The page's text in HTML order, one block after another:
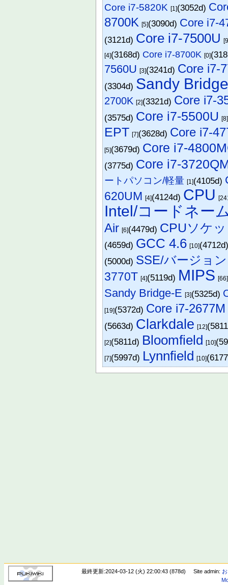
Core i7-5820K [1](3052d)
8700K [5](3090d) Core i7-
(3121d) Core i7-7500U
[4](3168d) Core i7-8700K [0]
7560U [3](3241d) Core i7-
(3304d) Sandy
2700K [2](3321d) Core i7-
(3575d) Core i7-5500U [8]
EPT [7](3628d) Core i7-
[5](3679d) Core i7-
(3775d) Core i7-
ートパソコン/軽量 [1](4105d)
620UM [4](4124d) CPU
Intel/コードネー
Air [6](4479d) CPUソケ
(4659d) GCC 4.6 [10]
(5000d) SSE/バージョン
3770T [4](5119d) MIPS [66]
Sandy Bridge-E [3](5325d)
[19](5372d) Core i7-2677M
(5663d) Clarkdale [12]
[2](5811d) Bloomfield [10]
[7](5997d) Lynnfield [10]
最終更新:2024-03-12 (火) 22:00:43 (878d) Site admin: